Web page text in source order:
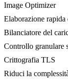
Image Optimizer
Elaborazione
Bilanciatore del
Controllo granulare
Crittografia TLS
Riduci la